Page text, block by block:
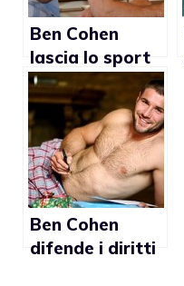
Ben Cohen
lascia lo sport
per combattere
l’omofobia
Ben Cohen
difende i diritti